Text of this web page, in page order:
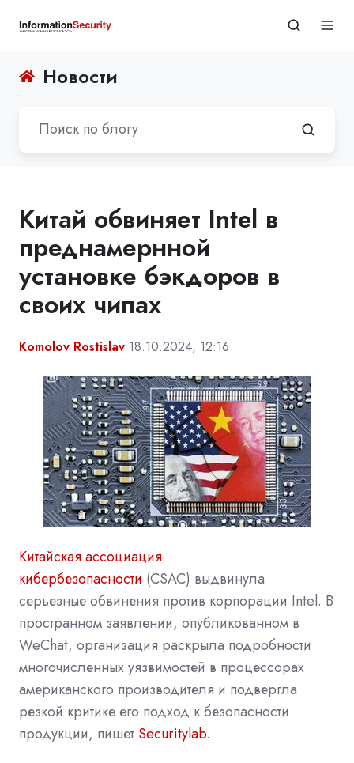
Новости
Китай обвиняет Intel в
преднамернной
установке бэкдоров в
своих чипах
Komolov Rostislav 18.10.2024, 12:16
Китайская ассоциация
кибербезопасности (CSAC) выдвинула
серьезные обвинения против корпорации Intel. В
пространном заявлении, опубликованном в
WeChat, организация раскрыла подробности
многочисленных уязвимостей в процессорах
американского производителя и подвергла
резкой критике его подход к безопасности
продукции, пишет Securitylab.